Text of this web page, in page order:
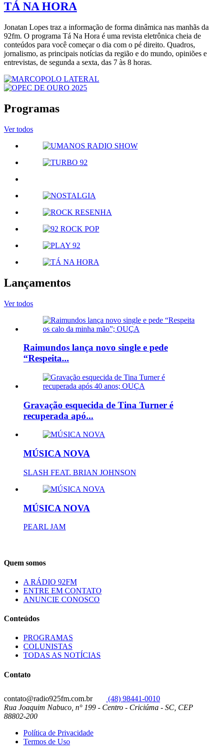
TÁ NA HORA
Jonatan Lopes traz a informação de forma dinâmica nas manhãs da
92fm. O programa Tá Na Hora é uma revista eletrônica cheia de
conteúdos para você começar o dia com o pé direito. Quadros,
jornalismo, as principais notícias da região e do mundo, opiniões e
entrevistas, de segunda a sexta, das 7 às 8 horas.
Programas
Ver todos
Lançamentos
Ver todos
Raimundos lança novo single e pede
“Respeita...
Gravação esquecida de Tina Turner é
recuperada apó...
MÚSICA NOVA
SLASH FEAT. BRIAN JOHNSON
MÚSICA NOVA
PEARL JAM
Quem somos
A RÁDIO 92FM
ENTRE EM CONTATO
ANUNCIE CONOSCO
Conteúdos
PROGRAMAS
COLUNISTAS
TODAS AS NOTÍCIAS
Contato
contato@radio925fm.com.br
(48) 98441-0010
Rua Joaquim Nabuco, n° 199 - Centro - Criciúma - SC, CEP
88802-200
Política de Privacidade
Termos de Uso